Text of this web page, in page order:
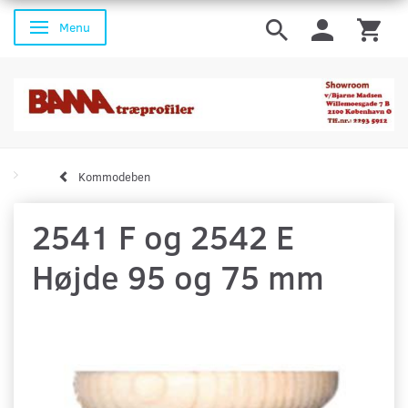
Skifte navigation
Menu
Kommodeben
2541 F og 2542 E
Højde 95 og 75 mm